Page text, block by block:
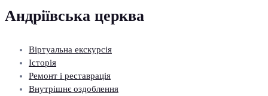
Андріївська церква
Віртуальна екскурсія
Історія
Ремонт і реставрація
Внутрішнє оздоблення